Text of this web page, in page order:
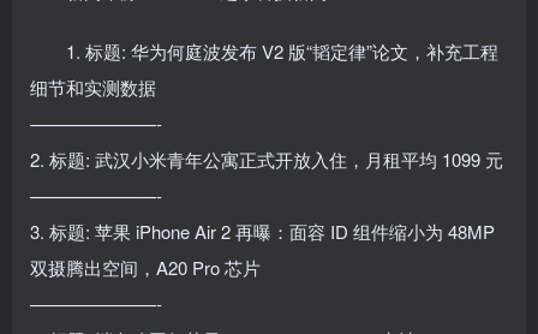
1. 标题: 华为何庭波发布 V2 版“韬定律”论文，补充工程
细节和实测数据
———————-
2. 标题: 武汉小米青年公寓正式开放入住，月租平均 1099 元
———————-
3. 标题: 苹果 iPhone Air 2 再曝：面容 ID 组件缩小为 48MP
双摄腾出空间，A20 Pro 芯片
———————-